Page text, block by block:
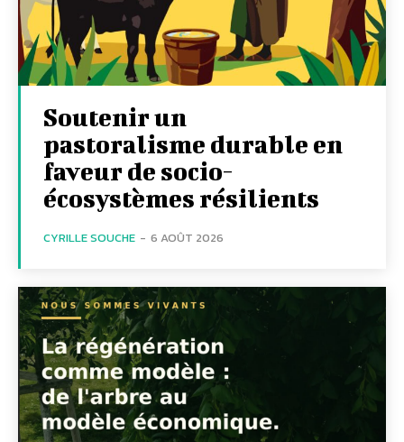
Soutenir un
pastoralisme durable en
faveur de socio-
écosystèmes résilients
CYRILLE SOUCHE - 6 AOÛT 2026